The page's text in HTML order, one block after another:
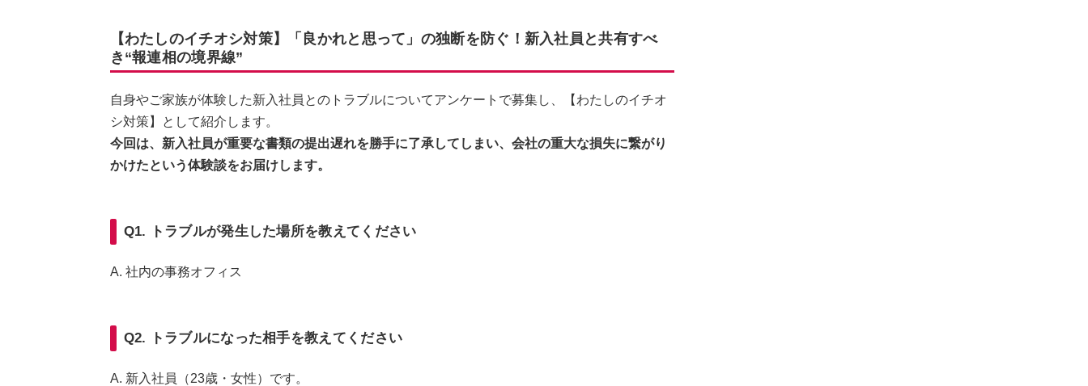
【わたしのイチオシ対策】「良かれと思って」の独断を防ぐ！新入社員と共有すべ
き“報連相の境界線”
自身やご家族が体験した新入社員とのトラブルについてアンケートで募集し、【わたしのイチオ
シ対策】として紹介します。
今回は、新入社員が重要な書類の提出遅れを勝手に了承してしまい、会社の重大な損失に繋がり
かけたという体験談をお届けします。
Q1. トラブルが発生した場所を教えてください
A. 社内の事務オフィス
Q2. トラブルになった相手を教えてください
A. 新入社員（23歳・女性）です。